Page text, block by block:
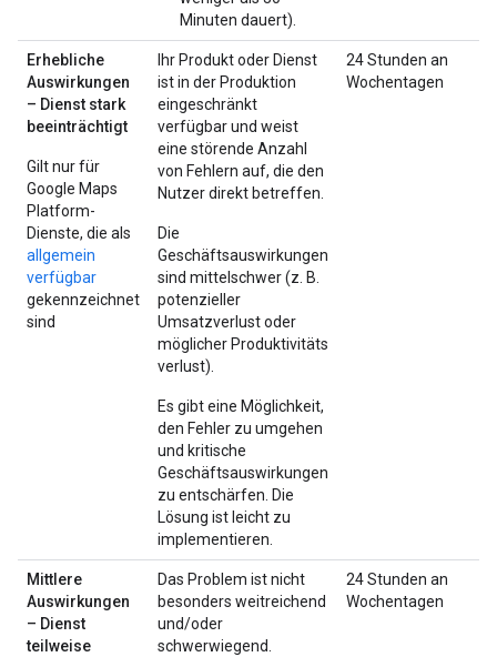
Minuten dauert).
Erhebliche
Auswirkungen
– Dienst stark
beeinträchtigt
Gilt nur für
Google Maps
Platform-
Dienste, die als
allgemein
verfügbar
gekennzeichnet
sind
Ihr Produkt oder Dienst
ist in der Produktion
eingeschränkt
verfügbar und weist
eine störende Anzahl
von Fehlern auf, die den
Nutzer direkt betreffen.
Die
Geschäftsauswirkungen
sind mittelschwer (z. B.
potenzieller
Umsatzverlust oder
möglicher Produktivitäts
verlust).
Es gibt eine Möglichkeit,
den Fehler zu umgehen
und kritische
Geschäftsauswirkungen
zu entschärfen. Die
Lösung ist leicht zu
implementieren.
24 Stunden an
Wochentagen
Mittlere
Auswirkungen
– Dienst
teilweise
Das Problem ist nicht
besonders weitreichend
und/oder
schwerwiegend.
24 Stunden an
Wochentagen